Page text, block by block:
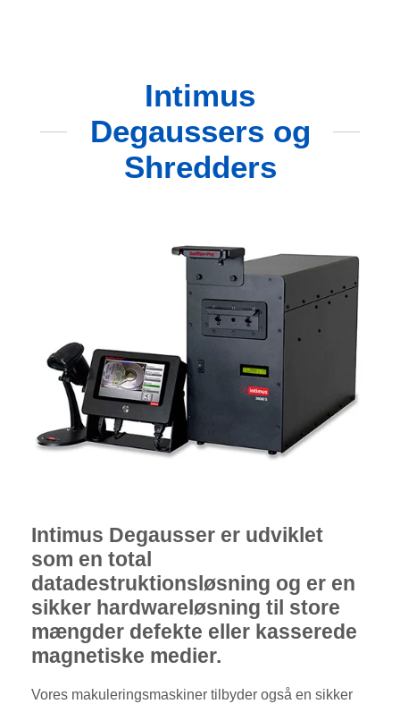
Intimus
Degaussers og
Shredders
Intimus Degausser er udviklet
som en total
datadestruktionsløsning og er en
sikker hardwareløsning til store
mængder defekte eller kasserede
magnetiske medier.
Vores makuleringsmaskiner tilbyder også en sikker